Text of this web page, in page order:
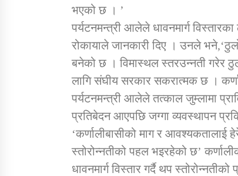
तातोपानी गाउँपालिकाको न्यायिक समिति सम्बन्धी
तातोपानी गाउँपालिका जुम्लाको बालविवाह सन्देश
भएको छ । ’
पर्यटनमन्त्री आलेले धावनमार्ग
रोकायाले जानकारी दिए । उनले
बनेको छ । विमास्थल स्तरउन्नती
लागि संघीय सरकार सकरात्मक छ ।
पर्यटनमन्त्री आलेले तत्काल जुम्लामा
प्रतिबेदन आएपछि जग्गा व्यवस्थापन
‘कर्णालीबासीको माग र
स्तोरोन्नतीको पहल भइरहेको छ’
धावनमार्ग विस्तार गर्दै थप